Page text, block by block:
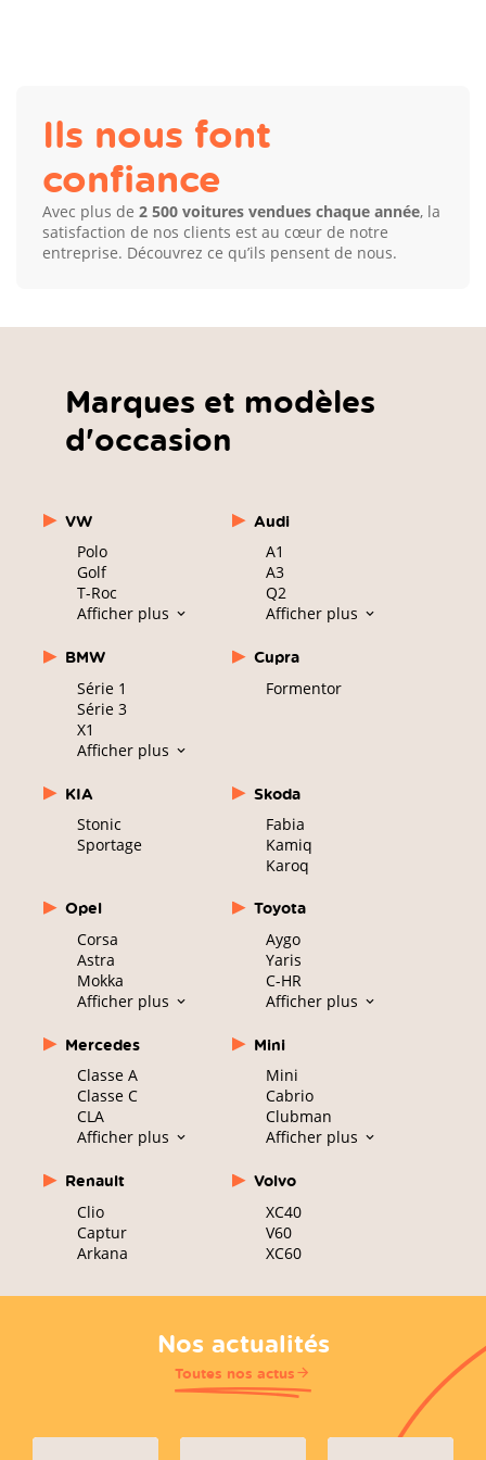
Ils nous font
confiance
Avec plus de2 500 voitures vendues chaque année, la
satisfaction de nos clients est au cœur de notre
entreprise. Découvrez ce qu’ils pensent de nous.
Marques et modèles
d'occasion
VW
Polo
Golf
T-Roc
Afficher plus
Audi
A1
A3
Q2
Afficher plus
BMW
Série 1
Série 3
X1
Afficher plus
Cupra
Formentor
KIA
Stonic
Sportage
Skoda
Fabia
Kamiq
Karoq
Opel
Corsa
Astra
Mokka
Afficher plus
Toyota
Aygo
Yaris
C-HR
Afficher plus
Mercedes
Classe A
Classe C
CLA
Afficher plus
Mini
Mini
Cabrio
Clubman
Afficher plus
Renault
Clio
Captur
Arkana
Volvo
XC40
V60
XC60
Nos actualités
Toutes nos actus